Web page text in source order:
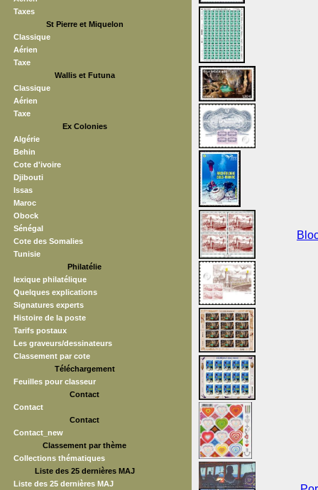
Taxes
St Pierre et Miquelon
Classique
Aérien
Taxe
Wallis et Futuna
Classique
Aérien
Taxe
Ex Colonies
Algérie
Behin
Cote d'ivoire
Djibouti
Issas
Maroc
Obock
Sénégal
Cote des Somalies
Tunisie
Philatélie
lexique philatélique
Quelques explications
Signatures experts
Histoire de la poste
Tarifs postaux
Les graveurs/dessinateurs
Classement par cote
Téléchargement
Feuilles pour classeur
Contact
Contact
Contact
Contact_new
Classement par thème
Collections thématiques
Liste des 25 dernières MAJ
Liste des 25 dernières MAJ